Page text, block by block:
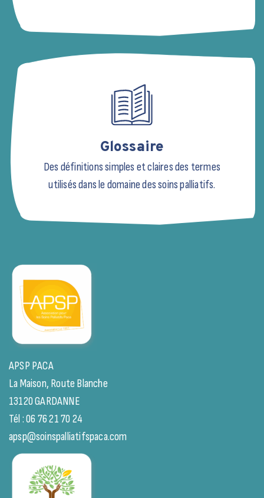
Glossaire
Des définitions simples et claires des termes
utilisés dans le domaine des soins palliatifs.
APSP PACA
La Maison, Route Blanche
13120 GARDANNE
Tél : 06 76 21 70 24
apsp@soinspalliatifspaca.com